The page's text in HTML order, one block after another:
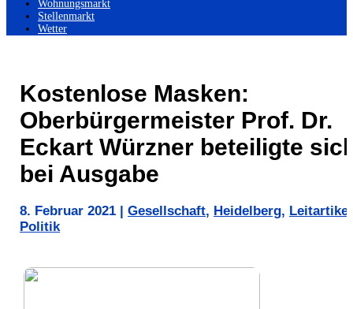
Wohnungsmarkt
Stellenmarkt
Wetter
Kostenlose Masken:
Oberbürgermeister Prof. Dr.
Eckart Würzner beteiligte
bei Ausgabe
8. Februar 2021 Gesellschaft, Heidelberg, Leitartikel
Politik